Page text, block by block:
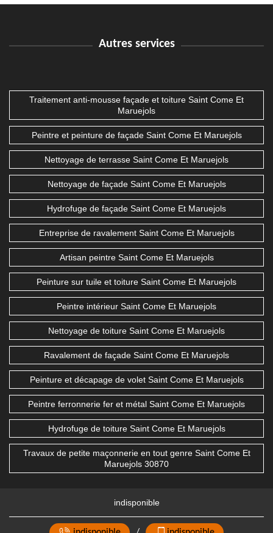
Autres services
Traitement anti-mousse façade et toiture Saint Come Et
Maruejols
Peintre et peinture de façade Saint Come Et Maruejols
Nettoyage de terrasse Saint Come Et Maruejols
Nettoyage de façade Saint Come Et Maruejols
Hydrofuge de façade Saint Come Et Maruejols
Entreprise de ravalement Saint Come Et Maruejols
Artisan peintre Saint Come Et Maruejols
Peinture sur tuile et toiture Saint Come Et Maruejols
Peintre intérieur Saint Come Et Maruejols
Nettoyage de toiture Saint Come Et Maruejols
Ravalement de façade Saint Come Et Maruejols
Peinture et décapage de volet Saint Come Et Maruejols
Peintre ferronnerie fer et métal Saint Come Et Maruejols
Hydrofuge de toiture Saint Come Et Maruejols
Travaux de petite maçonnerie en tout genre Saint Come Et
Maruejols 30870
indisponible